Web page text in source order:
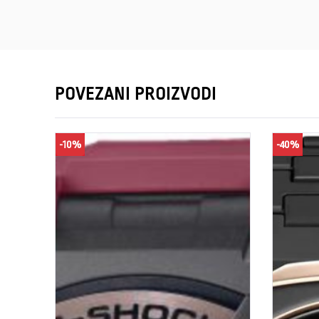
POVEZANI PROIZVODI
-10% -40%